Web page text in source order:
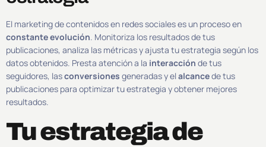
El marketing de contenidos en redes sociales es un proceso en
constante evolución. Monitoriza los resultados de tus
publicaciones, analiza las métricas y ajusta tu estrategia según los
datos obtenidos. Presta atención a la interacción de tus
seguidores, lasconversiones generadas y el alcancede tus
publicaciones para optimizar tu estrategia y obtener mejores
resultados.
Tu estrategia de